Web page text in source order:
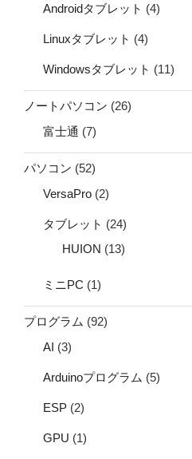
Androidタブレット (4)
Linuxタブレット (4)
Windowsタブレット (11)
ノートパソコン (26)
富士通 (7)
パソコン (52)
VersaPro (2)
タブレット (24)
HUION (13)
ミニPC (1)
プログラム (92)
AI (3)
Arduinoプログラム (5)
ESP (2)
GPU (1)